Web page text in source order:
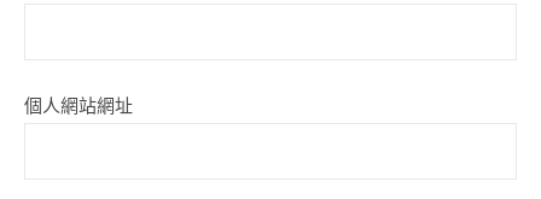
個人網站網址